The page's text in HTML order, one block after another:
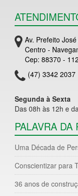
Av. Prefeito
Centro -
Cep: 88370 - 112
(47) 3342 2037
Segunda à Sexta
Das 08h às 12h e
PALAVRA DA
Uma Década de
Conscientizar para
36 anos de